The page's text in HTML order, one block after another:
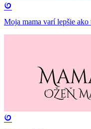
Moja mama varí lepšie ako